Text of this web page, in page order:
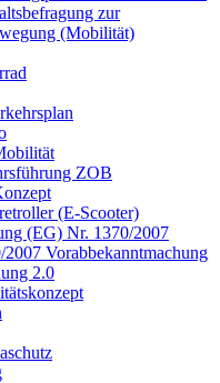
zur
(Mobilität)
ZOB
(E-Scooter)
(EG) Nr. 1370/2007
Vorabbekanntmachung
2.0